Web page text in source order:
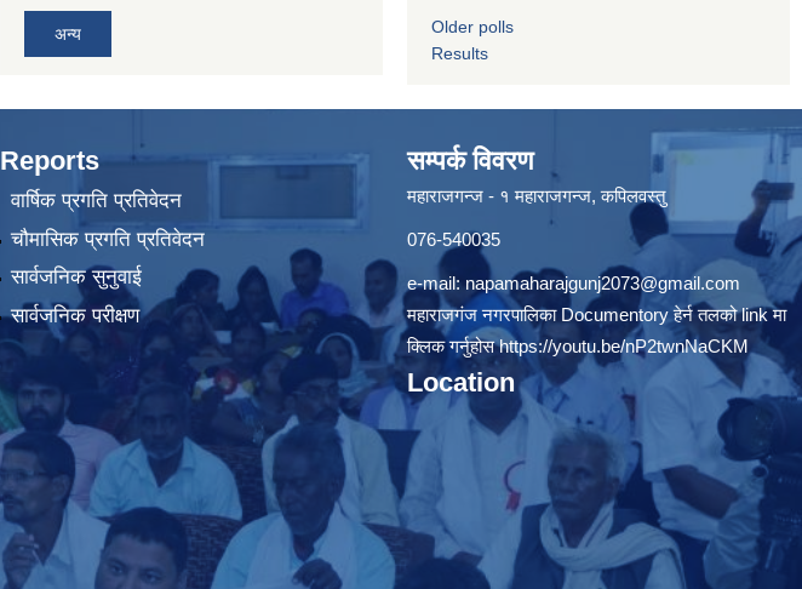
अन्य
Older polls
Results
Reports
वार्षिक प्रगति प्रतिवेदन
चौमासिक प्रगति प्रतिवेदन
सार्वजनिक सुनुवाई
सार्वजनिक परीक्षण
सम्पर्क विवरण
महाराजगन्ज - १ महाराजगन्ज, कपिलवस्तु
076-540035
e-mail: napamaharajgunj2073@gmail.com
महाराजगंज नगरपालिका Documentory हेर्न तलको link मा
क्लिक गर्नुहोसhttps://youtu.be/nP2twnNaCKM
Location